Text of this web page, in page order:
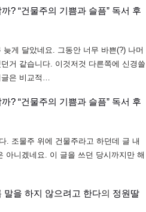
? “건물주의 기쁨과 슬픔” 독서 후
게 달았네요. 그동안 너무 바쁜(?) 나머
거 같습니다. 이것저것 다른쪽에 신경쓸
글은 비교적…
? “건물주의 기쁨과 슬픔” 독서 후
. 조물주 위에 건물주라고 하던데 글 내
아니겠네요. 이 글을 쓰던 당시까지만 해
말을 하지 않으려고 한다의 정원딸